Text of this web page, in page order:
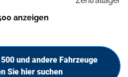
anzeigen
und andere Fahrzeuge
Sie hier suchen